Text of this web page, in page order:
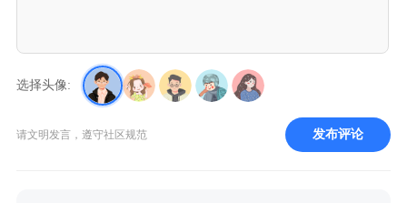
选择头像:
请文明发言，遵守社区规范 发布评论